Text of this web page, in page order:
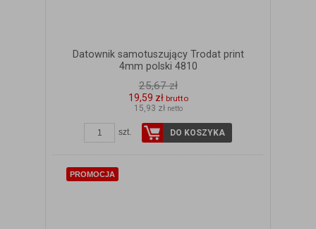
Datownik samotuszujący Trodat print
4mm polski 4810
25,67 zł
19,59 zł brutto
15,93 zł netto
szt. DO KOSZYKA
PROMOCJA